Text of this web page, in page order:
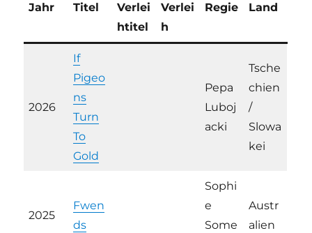
Jahr Titel
Verlei
htitel
Verlei
h
Regie Land
2026
If
Pigeo
ns
Turn
To
Gold
Pepa
Luboj
acki
Tsche
chien
/
Slowa
kei
2025
Fwen
ds
Sophi
e
Some
Austr
alien